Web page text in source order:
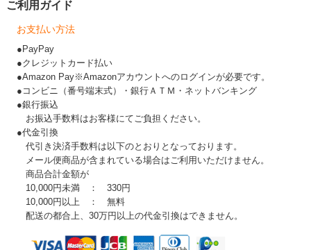
ご利用ガイド
お支払い方法
●PayPay
●クレジットカード払い
●Amazon Pay※Amazonアカウントへのログインが必要です。
●コンビニ（番号端末式）・銀行ＡＴＭ・ネットバンキング
●銀行振込
お振込手数料はお客様にてご負担ください。
●代金引換
代引き決済手数料は以下のとおりとなっております。
メール便商品が含まれている場合はご利用いただけません。
商品合計金額が
10,000円未満 ： 330円
10,000円以上 ： 無料
配送の都合上、30万円以上の代金引換はできません。